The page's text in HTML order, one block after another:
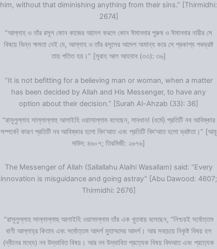
him, without that diminishing anything from their sins.” [Thirmidhi:
2674]
“আল্লাহ ও তাঁর রসূল কোন কাজের আদেশ করলে কোন ঈমানদার পুরুষ ও ঈমানদার নারীর সে
বিষয়ে ভিন্ন ক্ষমতা নেই যে, আল্লাহ ও তাঁর রসূলের আদেশ অমান্য করে সে প্রকাশ্য পথভ্রষ্ট
তায় পতিত হয়।” [সূরাহ আল আহযাব (৩৩): ৩৬]
“It is not befitting for a believing man or woman, when a matter
has been decided by Allah and His Messenger, to have any
option about their decision.” [Surah Al-Ahzab (33): 36]
“রাসূলুল্লাহ সাল্লাল্লাহু আলাইহি ওয়াসাল্লাম বলেছেন, সাবধান! (ধর্মে) প্রতিটি নব আবিষ্কার
সম্পর্কে! কারণ প্রতিটি নব আবিষ্কার হলো বিদ‘আত এবং প্রতিটি বিদ‘আত হলো ভ্রষ্টতা।” [আবূ
দাউদ: ৪৬০৭; তিরমিজী: ২৬৭৬]
The Messenger of Allah (Sallallahu Alaihi Wasallam) said: “Every
innovation is misguidance and going astray” [Abu Dawood: 4607;
Thirmidhi: 2676]
“রাসূলুল্লাহ সাল্লাল্লাহু আলাইহি ওয়াসাল্লাম তাঁর এক খুতবায় বলেছেন, “নিশ্চয়ই সর্বোত্তম
বাণী আল্লাহ্‌র কিতাব এবং সর্বোত্তম আদর্শ মুহাম্মদের আদর্শ। আর সবচেয়ে নিকৃষ্ট বিষয় হল
(দ্বীনের মধ্যে) নব উদ্ভাবিত বিষয়। আর নব উদ্ভাবিত প্রত্যেক বিষয় বিদআত এবং প্রত্যেক